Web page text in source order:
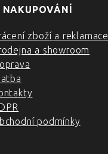
NAKUPOVÁNÍ
zboží a reklamace
a showroom
podmínky